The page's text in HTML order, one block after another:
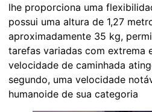
lhe proporciona uma
possui uma altura de 1,27
aproximadamente 35 kg,
tarefas variadas com extrema
velocidade de caminhada
segundo, uma velocidade
humanoide de sua categoria